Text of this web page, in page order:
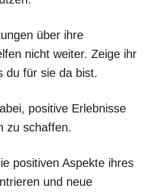
über ihre
nicht weiter. Zeige ihr
du für sie da bist.
positive Erlebnisse
zu schaffen.
positiven Aspekte ihres
und neue